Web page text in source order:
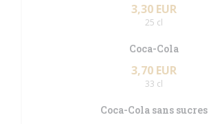
3,30 EUR
25 cl
Coca-Cola
3,70 EUR
33 cl
Coca-Cola sans sucres